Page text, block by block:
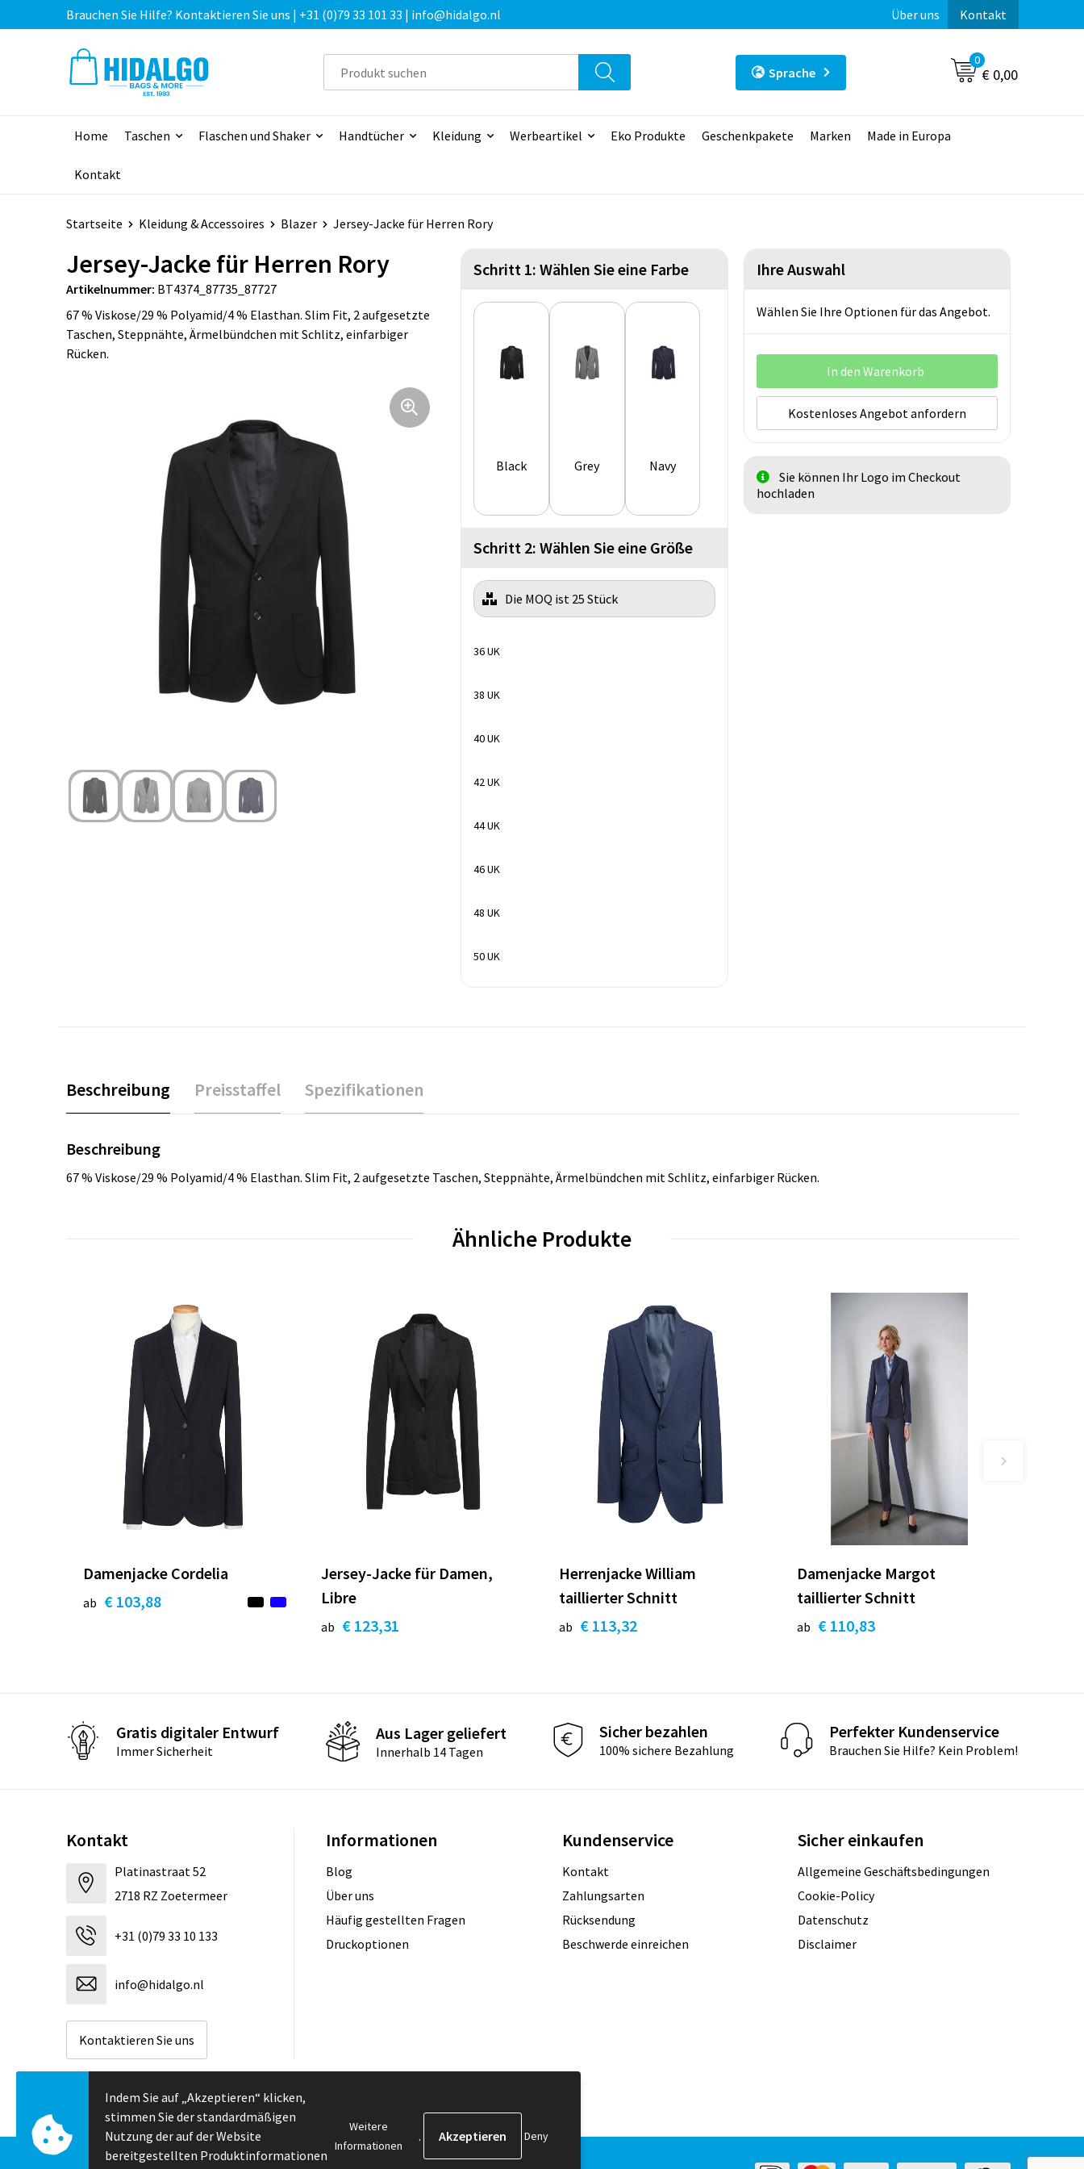
Brauchen Sie Hilfe? Kontaktieren Sie uns | +31 (0)79 33 101 33 | info@hidalgo.nl Über uns Kontakt
Sprache
0
€ 0,00
Home Taschen Flaschen und Shaker Handtücher Kleidung Werbeartikel Eko Produkte Geschenkpakete Marken Made in Europa
Kontakt
Startseite Kleidung & Accessoires Blazer Jersey-Jacke für Herren Rory
Jersey-Jacke für Herren Rory
Artikelnummer: BT4374_87735_87727
67 % Viskose/29 % Polyamid/4 % Elasthan. Slim Fit, 2 aufgesetzte
Taschen, Steppnähte, Ärmelbündchen mit Schlitz, einfarbiger
Rücken.
Schritt 1: Wählen Sie eine Farbe
Black Grey Navy
Schritt 2: Wählen Sie eine Größe
Die MOQ ist 25 Stück
36 UK
38 UK
40 UK
42 UK
44 UK
46 UK
48 UK
50 UK
Ihre Auswahl
Wählen Sie Ihre Optionen für das Angebot.
In den Warenkorb
Kostenloses Angebot anfordern
Sie können Ihr Logo im Checkout
hochladen
Beschreibung Preisstaffel Spezifikationen
Beschreibung
67 % Viskose/29 % Polyamid/4 % Elasthan. Slim Fit, 2 aufgesetzte Taschen, Steppnähte, Ärmelbündchen mit Schlitz, einfarbiger Rücken.
Ähnliche Produkte
Damenjacke Cordelia
ab € 103,88
Jersey-Jacke für Damen,
Libre
ab € 123,31
Herrenjacke William
taillierter Schnitt
ab € 113,32
Damenjacke Margot
taillierter Schnitt
ab € 110,83
Gratis digitaler Entwurf
Immer Sicherheit
Aus Lager geliefert
Innerhalb 14 Tagen
Sicher bezahlen
100% sichere Bezahlung
Perfekter Kundenservice
Brauchen Sie Hilfe? Kein Problem!
Kontakt
Platinastraat 52
2718 RZ Zoetermeer
+31 (0)79 33 10 133
info@hidalgo.nl
Kontaktieren Sie uns
Informationen
Blog
Über uns
Häufig gestellten Fragen
Druckoptionen
Kundenservice
Kontakt
Zahlungsarten
Rücksendung
Beschwerde einreichen
Sicher einkaufen
Allgemeine Geschäftsbedingungen
Cookie-Policy
Datenschutz
Disclaimer
Indem Sie auf „Akzeptieren“ klicken,
stimmen Sie der standardmäßigen
Nutzung der auf der Website
bereitgestellten Produktinformationen
Weitere
Informationen
. Deny